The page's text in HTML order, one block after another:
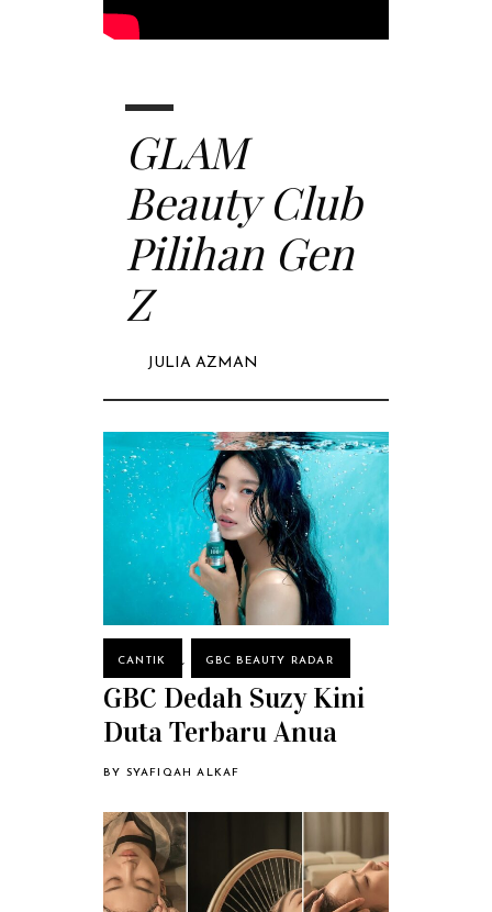
GLAM
Beauty Club
Pilihan Gen
Z
JULIA AZMAN
CANTIK , GBC BEAUTY RADAR
GBC Dedah Suzy Kini
Duta Terbaru Anua
BY SYAFIQAH ALKAF